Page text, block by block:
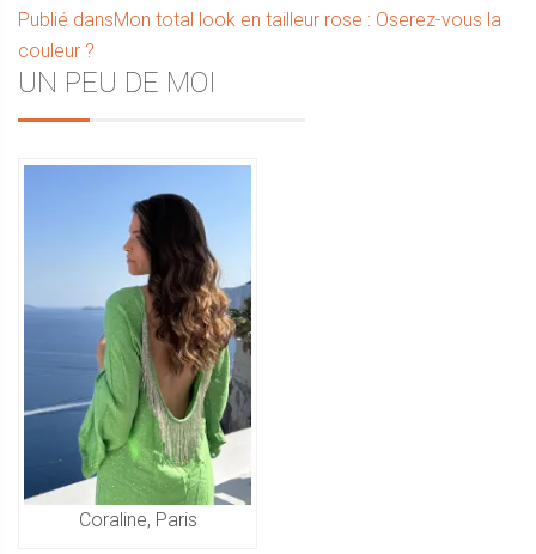
Navigation
de
l’article
Publié dansMon total look en tailleur rose : Oserez-vous la
couleur ?
Sidebar
UN PEU DE MOI
Coraline, Paris